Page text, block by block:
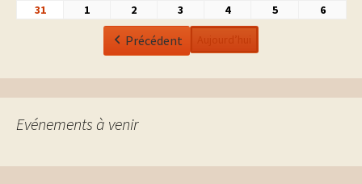
août
2026
2026
2026
2026
3131
1
septembre
2
septembre
2026
3
septembre
44
septembre
55
66
Précédent Aujourd’hui
Evénements à venir